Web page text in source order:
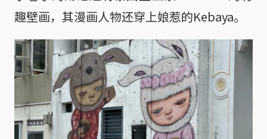
趣壁画，其漫画人物还穿上娘惹的Kebaya。